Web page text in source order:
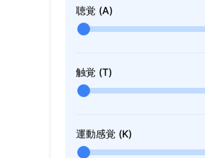
聴覚 (A)
触覚 (T)
運動感覚 (K)